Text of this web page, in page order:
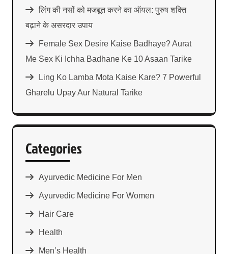
लिंग की नसों को मजबूत करने का ऑयल: पुरुष शक्ति
बढ़ाने के असरदार उपाय
Female Sex Desire Kaise Badhaye? Aurat
Me Sex Ki Ichha Badhane Ke 10 Asaan Tarike
Ling Ko Lamba Mota Kaise Kare? 7 Powerful
Gharelu Upay Aur Natural Tarike
Categories
Ayurvedic Medicine For Men
Ayurvedic Medicine For Women
Hair Care
Health
Men’s Health